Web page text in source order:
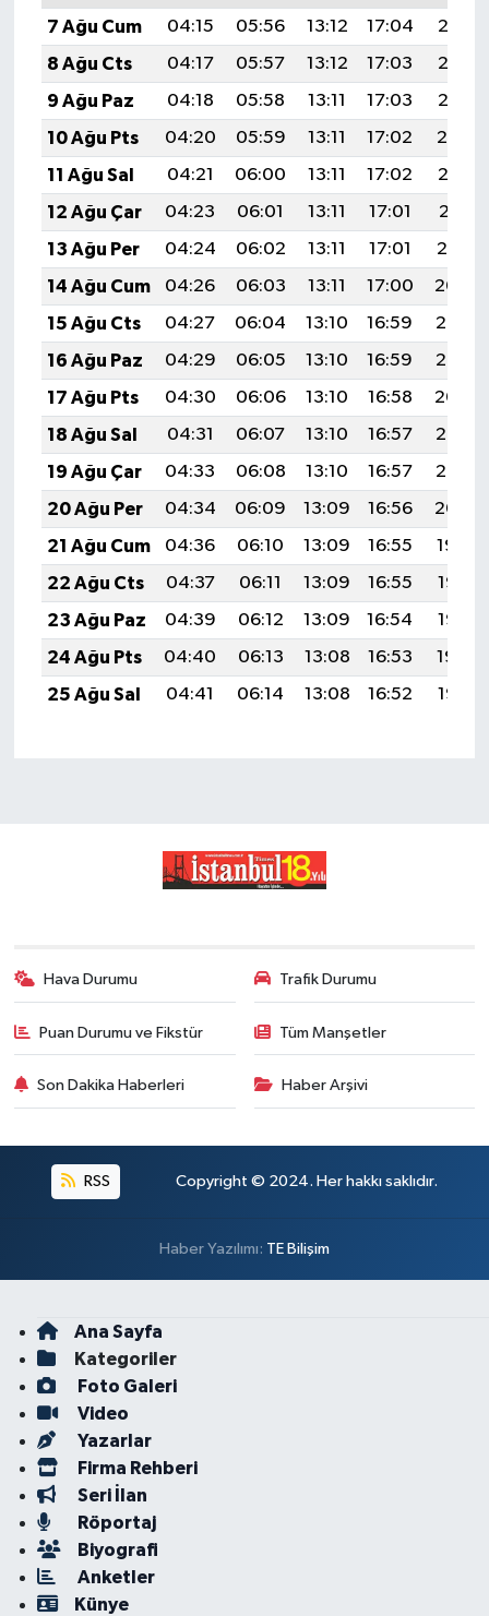
7 Ağu Cum
04:15 05:56 13:12 17:04
20:18
8 Ağu Cts
04:17 05:57 13:12 17:03
20:16
9 Ağu Paz
04:18 05:58 13:11 17:03
20:15
10 Ağu Pts
04:20 05:59 13:11 17:02
20:14
11 Ağu Sal
04:21 06:00 13:11 17:02
20:13
12 Ağu Çar
04:23 06:01 13:11 17:01
20:11
13 Ağu Per
04:24 06:02 13:11 17:01
20:10
14 Ağu Cum
04:26 06:03 13:11 17:00
20:09
15 Ağu Cts
04:27 06:04 13:10 16:59
20:07
16 Ağu Paz
04:29 06:05 13:10 16:59
20:06
17 Ağu Pts
04:30 06:06 13:10 16:58
20:04
18 Ağu Sal
04:31 06:07 13:10 16:57
20:03
19 Ağu Çar
04:33 06:08 13:10 16:57
20:02
20 Ağu Per
04:34 06:09 13:09 16:56
20:00
21 Ağu Cum
04:36 06:10 13:09 16:55
19:59
22 Ağu Cts
04:37 06:11 13:09 16:55
19:57
23 Ağu Paz
04:39 06:12 13:09 16:54
19:56
24 Ağu Pts
04:40 06:13 13:08 16:53
19:54
25 Ağu Sal
04:41 06:14 13:08 16:52 19:53
Hava Durumu Trafik Durumu
Puan Durumu ve Fikstür Tüm Manşetler
Son Dakika Haberleri Haber Arşivi
RSS Copyright © 2024. Her hakkı saklıdır.
Haber Yazılımı: TE Bilişim
Ana Sayfa
Kategoriler
Foto Galeri
Video
Yazarlar
Firma Rehberi
Seri İlan
Röportaj
Biyografi
Anketler
Künye